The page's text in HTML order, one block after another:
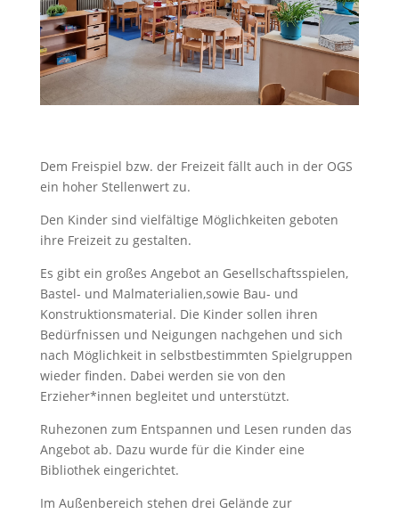
Dem Freispiel bzw. der Freizeit fällt auch in der OGS
ein hoher Stellenwert zu.
Den Kindersind vielfältige Möglichkeiten geboten
ihre Freizeit zu gestalten.
Es gibt ein großes Angebot an Gesellschaftsspielen,
Bastel- und Malmaterialien,sowie Bau- und
Konstruktionsmaterial. Die Kinder sollen ihren
Bedürfnissen und Neigungen nachgehen und sich
nach Möglichkeit in selbstbestimmten Spielgruppen
wieder finden. Dabei werden sie von den
Erzieher*innen begleitet und unterstützt.
Ruhezonen zum Entspannen und Lesen runden das
Angebot ab. Dazu wurde für die Kinder eine
Bibliothek eingerichtet.
Im Außenbereich stehen drei Gelände zur